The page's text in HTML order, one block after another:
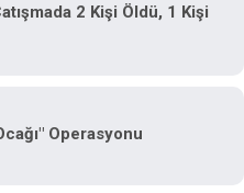
2 Kişi Öldü, 1 Kişi
Operasyonu